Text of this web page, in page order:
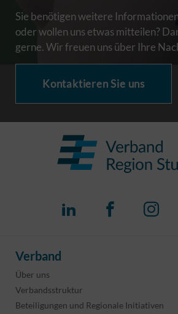
Sie benötigen weitere
oder wollen uns etwas mitteilen?
gerne. Wir freuen uns über Ihre
Kontaktieren Sie uns
Verband
Über uns
Verbandsstruktur
Beteiligungen und Regionale Initiativen